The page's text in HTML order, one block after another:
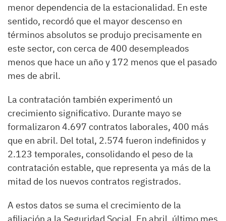
menor dependencia de la estacionalidad. En este
sentido, recordó que el mayor descenso en
términos absolutos se produjo precisamente en
este sector, con cerca de 400 desempleados
menos que hace un año y 172 menos que el pasado
mes de abril.
La contratación también experimentó un
crecimiento significativo. Durante mayo se
formalizaron 4.697 contratos laborales, 400 más
que en abril. Del total, 2.574 fueron indefinidos y
2.123 temporales, consolidando el peso de la
contratación estable, que representa ya más de la
mitad de los nuevos contratos registrados.
A estos datos se suma el crecimiento de la